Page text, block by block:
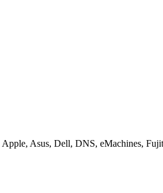
Asus, Dell, DNS, eMachines,